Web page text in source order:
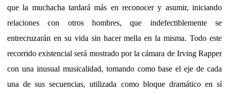
que la muchacha tardará más en reconocer y asumir, iniciando
relaciones con otros hombres, que indefectiblemente se
entrecruzarán en su vida sin hacer mella en la misma. Todo este
recorrido existencial será mostrado por la cámara de Irving Rapper
con una inusual musicalidad, tomando como base el eje de cada
una de sus secuencias, utilizada como bloque dramático en sí